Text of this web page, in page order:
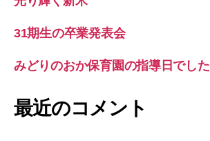
31期生の卒業発表会
みどりのおか保育園の指導日でした
最近のコメント